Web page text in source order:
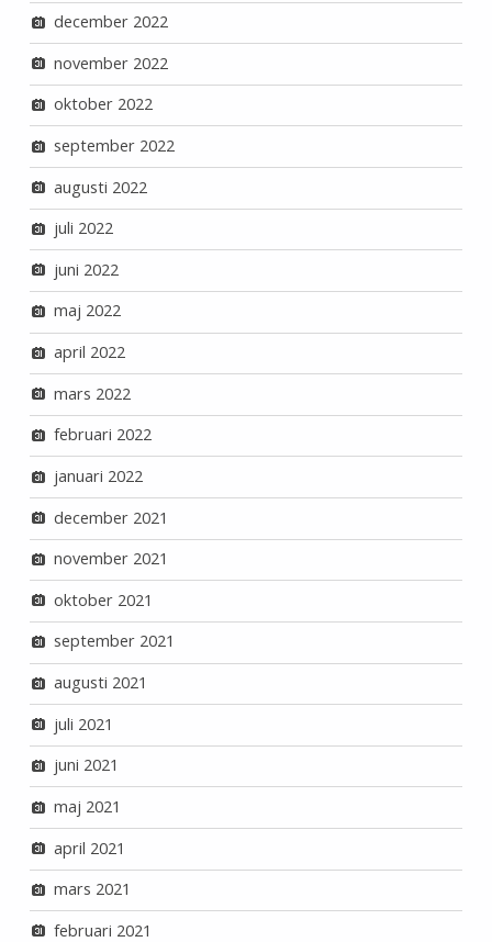
december 2022
november 2022
oktober 2022
september 2022
augusti 2022
juli 2022
juni 2022
maj 2022
april 2022
mars 2022
februari 2022
januari 2022
december 2021
november 2021
oktober 2021
september 2021
augusti 2021
juli 2021
juni 2021
maj 2021
april 2021
mars 2021
februari 2021